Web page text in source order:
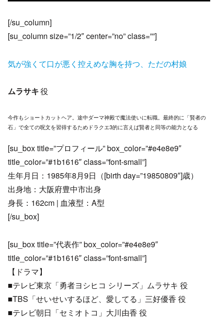
[/su_column]
[su_column size=”1/2″ center=”no” class=””]
気が強くて口が悪く控えめな胸を持つ、ただの村娘
ムラサキ役
今作もショートカットヘア。途中ダーマ神殿で魔法使いに転職。最終的に「賢者の
石」で全ての呪文を習得するためドラクエ3的に言えば賢者と同等の能力となる
[su_box title=”プロフィール” box_color=”#e4e8e9″
title_color=”#1b1616″ class=”font-small”]
生年月日：1985年8月9日（[birth day=”19850809″]歳）
出身地：大阪府豊中市出身
身長：162cm | 血液型：A型
[/su_box]
[su_box title=”代表作” box_color=”#e4e8e9″
title_color=”#1b1616″ class=”font-small”]
【ドラマ】
■テレビ東京「勇者ヨシヒコ シリーズ」ムラサキ 役
■TBS「せいせいするほど、愛してる」三好優香 役
■テレビ朝日「セミオトコ」大川由香 役